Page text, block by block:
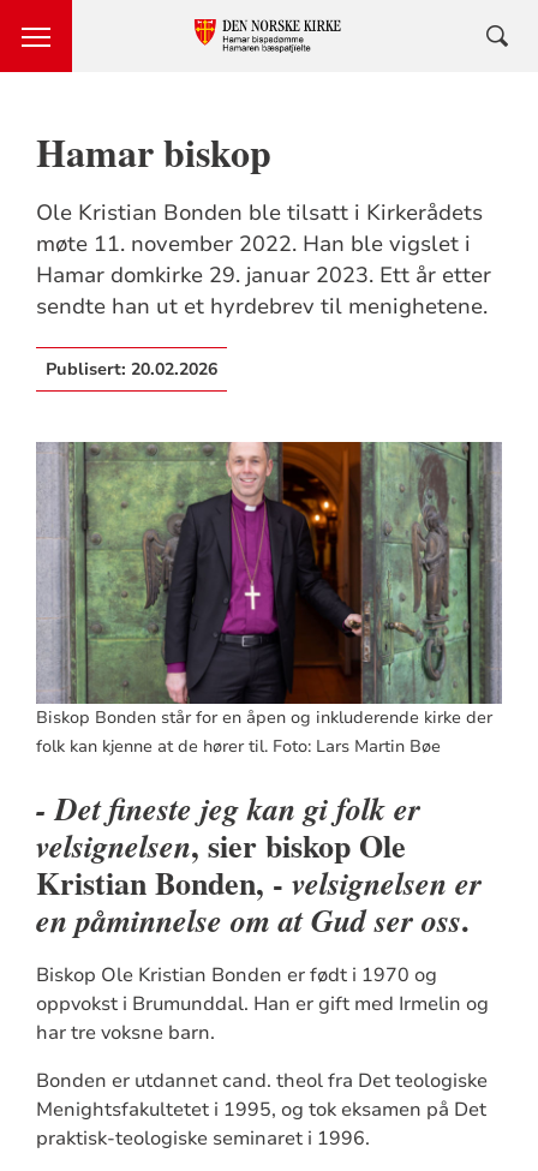
Hamar biskop
Ole Kristian Bonden ble tilsatt i Kirkerådets
møte 11. november 2022. Han ble vigslet i
Hamar domkirke 29. januar 2023. Ett år etter
sendte han ut et hyrdebrev til menighetene.
Publisert: 20.02.2026
Biskop Bonden står for en åpen og inkluderende kirke der
folk kan kjenne at de hører til. Foto: Lars Martin Bøe
- Det fineste jeg kan gi folk er
velsignelsen, sier biskop Ole
Kristian Bonden, - velsignelsen er
en påminnelse om at Gud ser oss.
Biskop Ole Kristian Bonden er født i 1970 og
oppvokst i Brumunddal. Han er gift med Irmelin og
har tre voksne barn.
Bonden er utdannet cand. theol fra Det teologiske
Menightsfakultetet i 1995, og tok eksamen på Det
praktisk-teologiske seminaret i 1996.